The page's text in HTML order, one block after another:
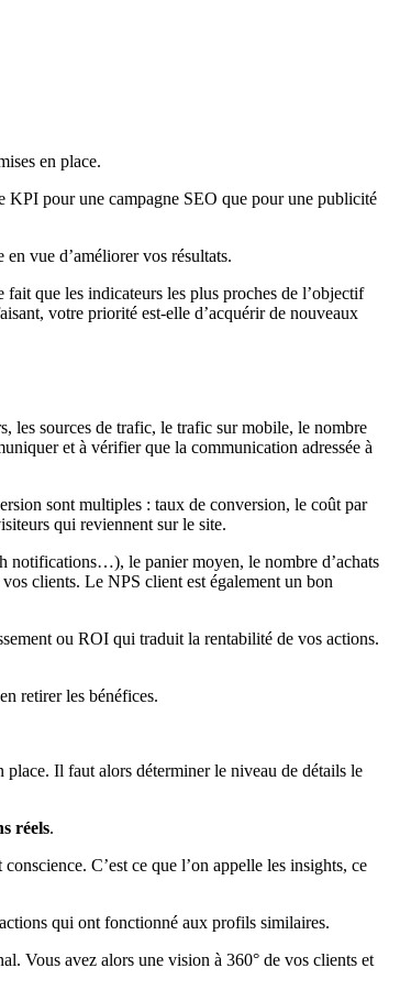
en place.
KPI pour une campagne SEO que pour une publicité
vue d’améliorer vos résultats.
que les indicateurs les plus proches de l’objectif
votre priorité est-elle d’acquérir de nouveaux
les sources de trafic, le trafic sur mobile, le nombre
et à vérifier que la communication adressée à
sont multiples : taux de conversion, le coût par
qui reviennent sur le site.
notifications…), le panier moyen, le nombre d’achats
clients. Le NPS client est également un bon
ou ROI qui traduit la rentabilité de vos actions.
retirer les bénéfices.
Il faut alors déterminer le niveau de détails le
réels.
C’est ce que l’on appelle les insights, ce
qui ont fonctionné aux profils similaires.
Vous avez alors une vision à 360° de vos clients et